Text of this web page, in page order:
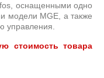
оснащенными одно
модели MGE, а также
управления.
стоимость товара